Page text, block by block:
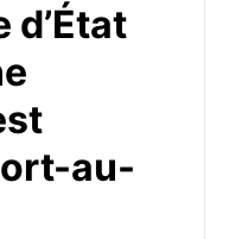
d’État
au-